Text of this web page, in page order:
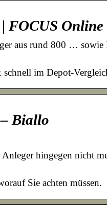
FOCUS Online
aus rund 800 …
im Depot-
Biallo
hingegen nicht
Sie achten müssen.